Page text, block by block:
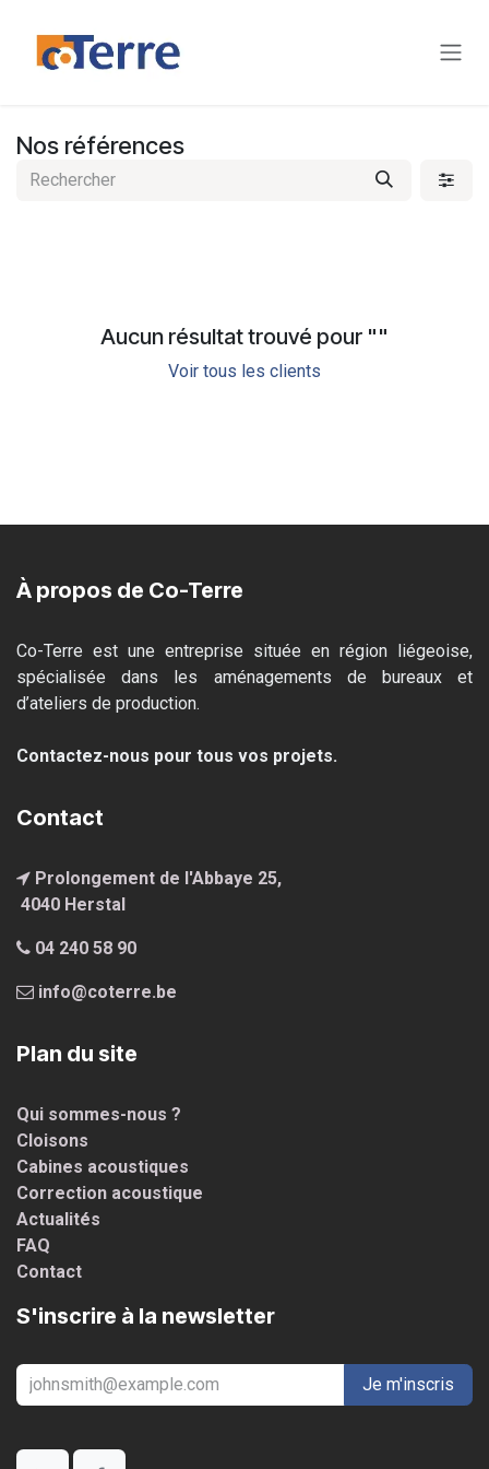
Nos références
Aucun résultat trouvé pour ""
Voir tous les clients
À propos de Co-Terre
Co-Terre est une entreprise située en région liégeoise,
spécialisée dans les aménagements de bureaux et
d’ateliers de production.
Contactez-nous pour tous vos projets.
Contact
Prolongement de l'Abbaye 25,
4040 Herstal
04 240 58 90
info@coterre.be
Plan du site
Qui sommes-nous ?
Cloisons
Cabines acoustiques
Correction acoustique
Actualités
FAQ
Contact
S'inscrire à la newsletter
Je m'inscris